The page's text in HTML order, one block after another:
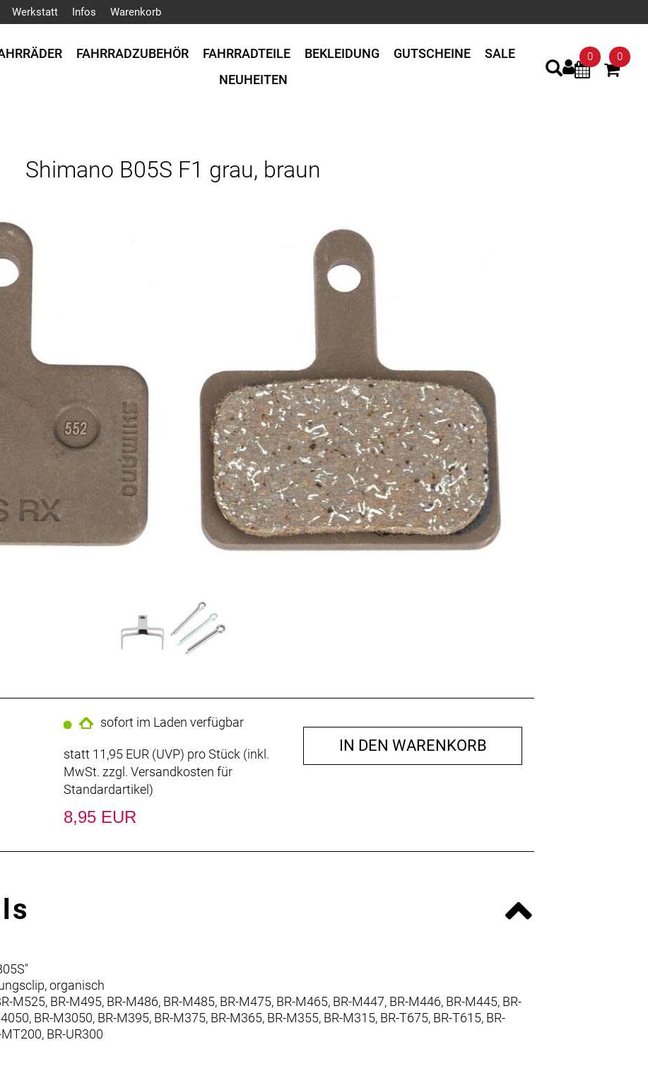
Werkstatt Infos Warenkorb
FAHRRADZUBEHÖR FAHRRADTEILE BEKLEIDUNG GUTSCHEINE
SALE
NEUHEITEN
0 0
Shimano B05S F1 grau, braun
sofort im Laden verfügbar
statt 11,95 EUR (UVP) pro Stück (inkl.
MwSt. zzgl. Versandkosten für
Standardartikel)
8,95 EUR
IN DEN WARENKORB
organisch
M525, BR-M495, BR-M486, BR-M485, BR-M475, BR-M465, BR-M447, BR-M446, BR-M445, BR-
BR-M3050, BR-M395, BR-M375, BR-M365, BR-M355, BR-M315, BR-T675, BR-T615, BR-
BR-UR300